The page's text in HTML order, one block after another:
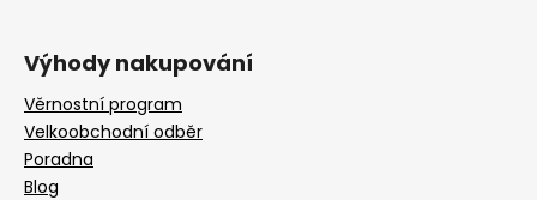
Výhody nakupování
Věrnostní program
Velkoobchodní odběr
Poradna
Blog